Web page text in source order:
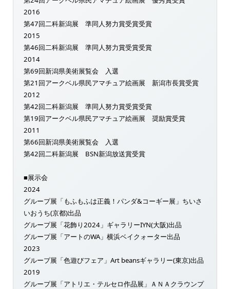
2016
第47回二科新潟展 準同人努力賞受賞受賞
2015
第46回二科新潟展 準同人努力賞受賞受賞
2014
第69回新潟県美術展覧会 入選
第21回アークベル県民アマチュア絵画展 新潟市長賞受賞
2012
第42回二科新潟展 準同人努力賞受賞受賞
第19回アークベル県民アマチュア絵画展 奨励賞受賞
2011
第66回新潟県美術展覧会 入選
第42回二科新潟展 BSN新潟放送賞受賞
■展示会
2024
グループ展「もふもふは正義！パンダ&コーギー展」ちいさ
いおうち(京都)出品
グループ展「花飾り2024」ギャラリーIYN(大阪)出品
グループ展「アートのWA」横浜ベイクォーター出品
2023
グループ展「色遊びフェア」Art beansギャラリー(東京)出品
2019
グループ展「アトリエ・テルセロ作品展」ＡＮＡクラウンプ